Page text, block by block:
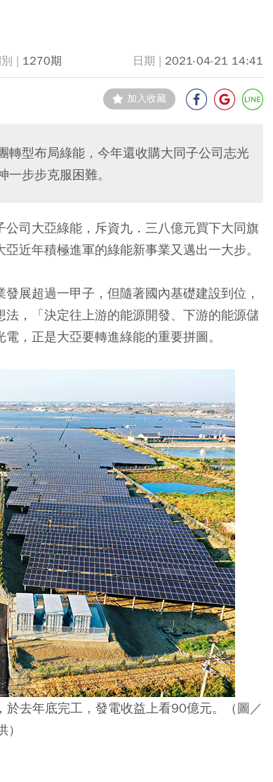
1270期 2021-04-21 14:41
加入收藏
轉型布局綠能，今年還收購大同子公司志光
步步克服困難。
司大亞綠能，斥資九．三八億元買下大同旗
近年積極進軍的綠能新事業又邁出一大步。
展超過一甲子，但隨著國內基礎建設到位，
，「決定往上游的能源開發、下游的能源儲
，正是大亞要轉進綠能的重要拼圖。
去年底完工，發電收益上看90億元。（圖／